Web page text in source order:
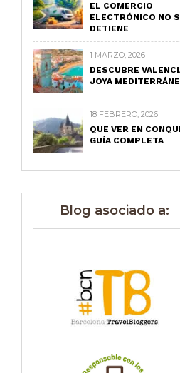
EL COMERCIO
ELECTRÓNICO NO
DETIENE
1 MARZO, 2026
DESCUBRE
JOYA
18 FEBRERO, 2026
QUE VER EN
GUÍA COMPLETA
Blog asociado a: